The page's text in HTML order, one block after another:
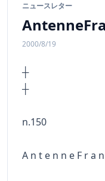
ニュースレター
2000/8/19
┼
n.150
A n t e n n e F r a